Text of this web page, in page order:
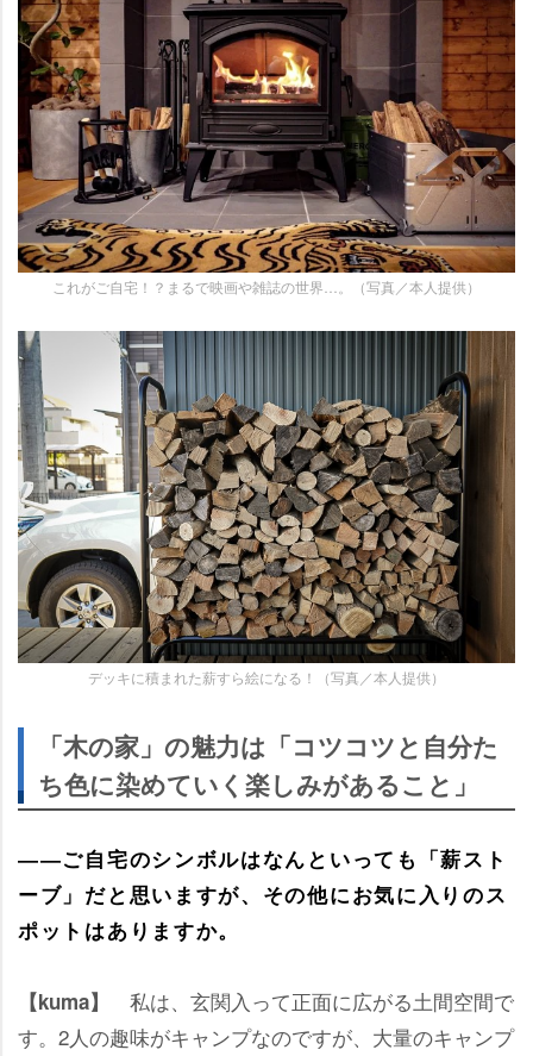
これがご自宅！？まるで映画や雑誌の世界…。（写真／本人提供）
デッキに積まれた薪すら絵になる！（写真／本人提供）
「木の家」の魅力は「コツコツと自分た
ち色に染めていく楽しみがあること」
――ご自宅のシンボルはなんといっても「薪スト
ーブ」だと思いますが、その他にお気に入りのス
ポットはありますか。
【kuma】
私は、玄関入って正面に広がる土間空間で
す。2人の趣味がキャンプなのですが、大量のキャンプ